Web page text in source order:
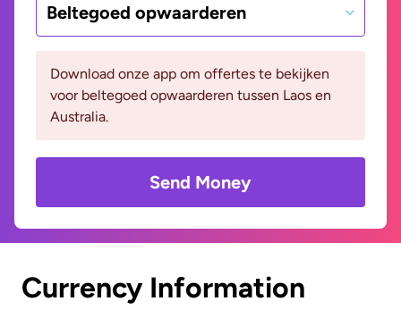
Beltegoed opwaarderen
Download onze app om offertes te bekijken
voor beltegoed opwaarderen tussen Laos en
Australia.
Send Money
Currency Information